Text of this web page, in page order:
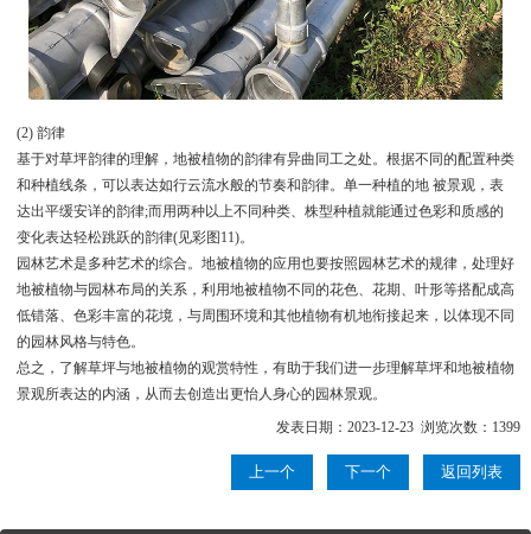
(2) 韵律
基于对草坪韵律的理解，地被植物的韵律有异曲同工之处。根据不同的配置种类
和种植线条，可以表达如行云流水般的节奏和韵律。单一种植的地 被景观，表
达出平缓安详的韵律;而用两种以上不同种类、株型种植就能通过色彩和质感的
变化表达轻松跳跃的韵律(见彩图11)。
园林艺术是多种艺术的综合。地被植物的应用也要按照园林艺术的规律，处理好
地被植物与园林布局的关系，利用地被植物不同的花色、花期、叶形等搭配成高
低错落、色彩丰富的花境，与周围环境和其他植物有机地衔接起来，以体现不同
的园林风格与特色。
总之，了解草坪与地被植物的观赏特性，有助于我们进一步理解草坪和地被植物
景观所表达的内涵，从而去创造出更怡人身心的园林景观。
发表日期：2023-12-23 浏览次数：1399
上一个 下一个 返回列表